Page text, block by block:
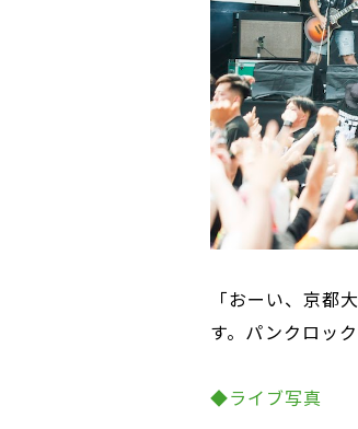
「おーい、京都
す。パンクロッ
◆ライブ写真